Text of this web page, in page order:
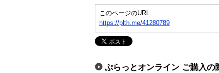
このページのURL
https://plth.me/41280789
ぷらっとオンライン ご購入の